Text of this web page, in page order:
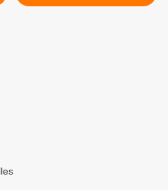
Bois contre le centre